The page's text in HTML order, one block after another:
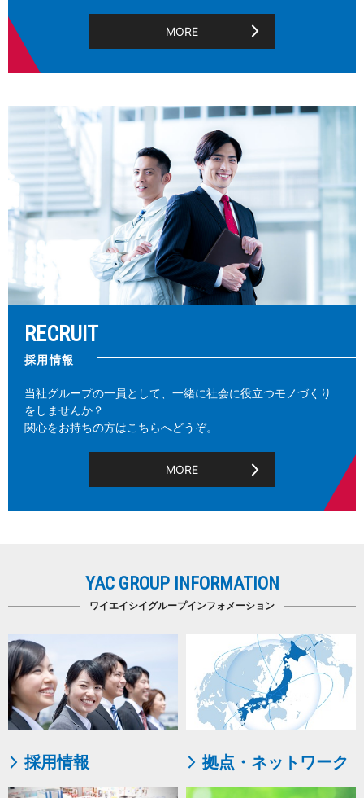
MORE
RECRUIT
採用情報
当社グループの一員として、一緒に社会に役立つモノづくり
をしませんか？
関心をお持ちの方はこちらへどうぞ。
MORE
YAC GROUP INFORMATION
ワイエイシイグループインフォメーション
採用情報 拠点・ネットワーク